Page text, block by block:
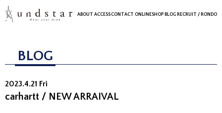
ABOUT ACCESSCONTACT ONLINESHOP BLOG RECRUIT / RONDO
BLOG
2023.4.21 Fri
carhartt / NEW ARRAIVAL